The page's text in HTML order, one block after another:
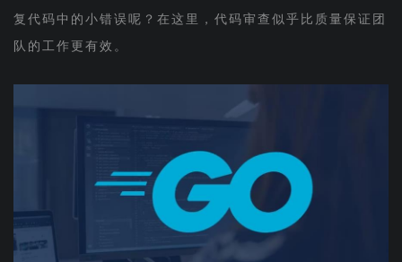
复代码中的小错误呢？在这里，代码审查似乎比质量保证团
队的工作更有效。